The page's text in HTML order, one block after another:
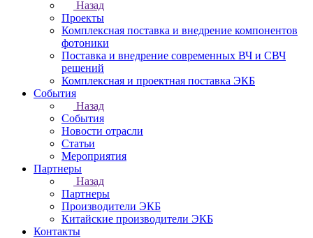
Назад
Проекты
Комплексная поставка и внедрение компонентов
фотоники
Поставка и внедрение современных ВЧ и СВЧ
решений
Комплексная и проектная поставка ЭКБ
События
Назад
События
Новости отрасли
Статьи
Мероприятия
Партнеры
Назад
Партнеры
Производители ЭКБ
Китайские производители ЭКБ
Контакты